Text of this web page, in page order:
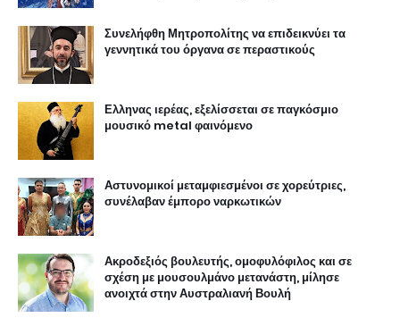
Συνελήφθη Μητροπολίτης να επιδεικνύει τα
γεννητικά του όργανα σε περαστικούς
Ελληνας ιερέας, εξελίσσεται σε παγκόσμιο
μουσικό metal φαινόμενο
Αστυνομικοί μεταμφιεσμένοι σε χορεύτριες,
συνέλαβαν έμπορο ναρκωτικών
Ακροδεξιός βουλευτής, ομοφυλόφιλος και σε
σχέση με μουσουλμάνο μετανάστη, μίλησε
ανοιχτά στην Αυστραλιανή Βουλή